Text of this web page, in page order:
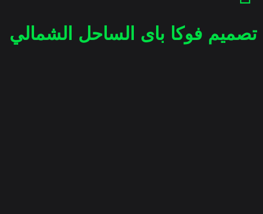
تصميم فوكا باى الساحل الشمالي